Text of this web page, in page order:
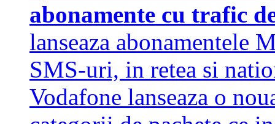
abonamente cu trafic
lanseaza abonamentele
SMS-uri, in retea si
Vodafone lanseaza o